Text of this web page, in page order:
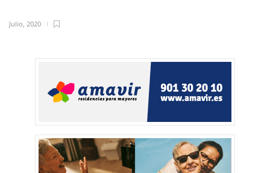
Julio, 2020